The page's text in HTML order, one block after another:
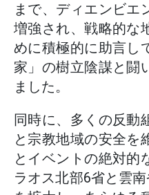
まで、ディエンビエ
増強され、戦略的な
めに積極的に助言し
家」の樹立陰謀と闘
ました。
同時に、多くの反動
と宗教地域の安全を
とイベントの絶対的
ラオス北部6省と雲